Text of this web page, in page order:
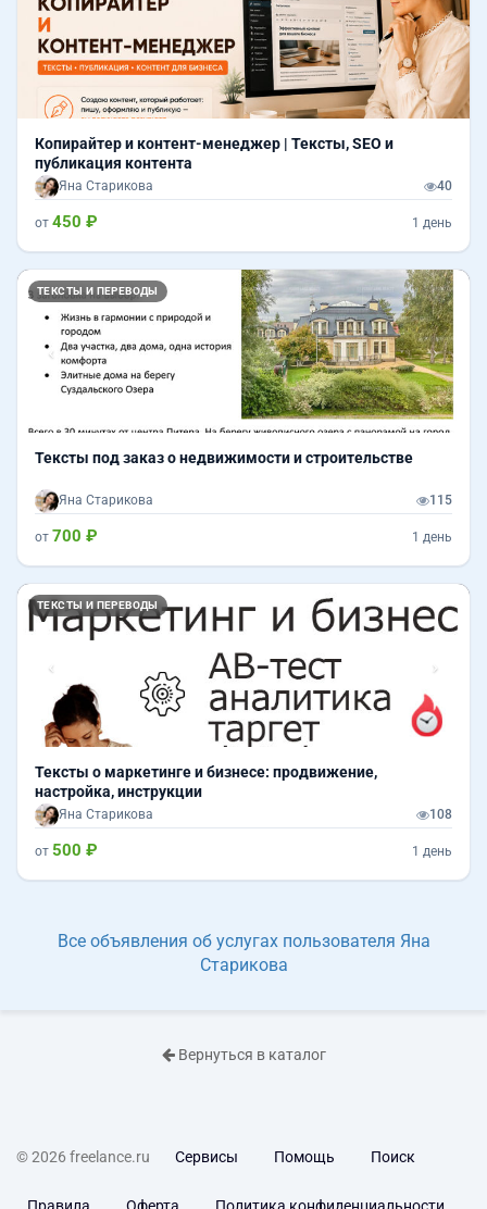
Копирайтер и контент-менеджер | Тексты, SEO и
публикация контента
Яна Старикова 40
от 450 ₽ 1 день
ТЕКСТЫ И ПЕРЕВОДЫ
Назад
Тексты под заказ о недвижимости и строительстве
Яна Старикова 115
от 700 ₽ 1 день
ТЕКСТЫ И ПЕРЕВОДЫ
Назад
Тексты о маркетинге и бизнесе: продвижение,
настройка, инструкции
Яна Старикова 108
от 500 ₽ 1 день
Все объявления об услугах пользователя Яна
Старикова
Вернуться в каталог
© 2026 freelance.ru Сервисы Помощь Поиск
Правила Оферта Политика конфиденциальности